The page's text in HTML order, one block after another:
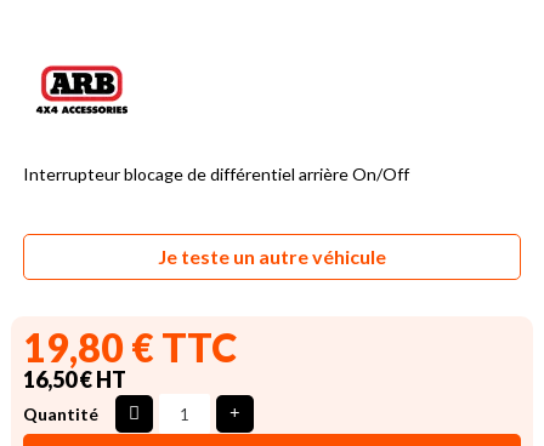
Interrupteur blocage de différentiel arrière On/Off
Je teste un autre véhicule
19,80 € TTC
16,50 € HT
Quantité